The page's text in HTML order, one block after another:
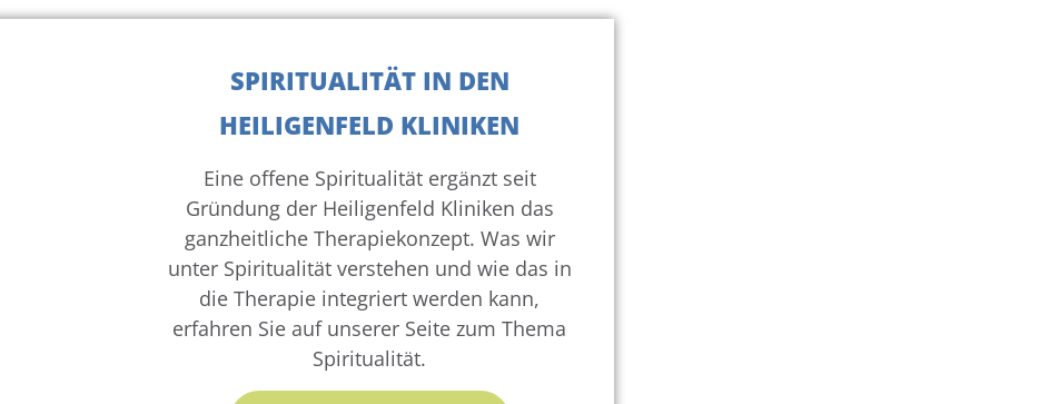
SPIRITUALITÄT IN DEN
HEILIGENFELD KLINIKEN
Eine offene Spiritualität ergänzt seit
Gründung der Heiligenfeld Kliniken das
ganzheitliche Therapiekonzept. Was wir
unter Spiritualität verstehen und wie das in
die Therapie integriert werden kann,
erfahren Sie auf unserer Seite zum Thema
Spiritualität.